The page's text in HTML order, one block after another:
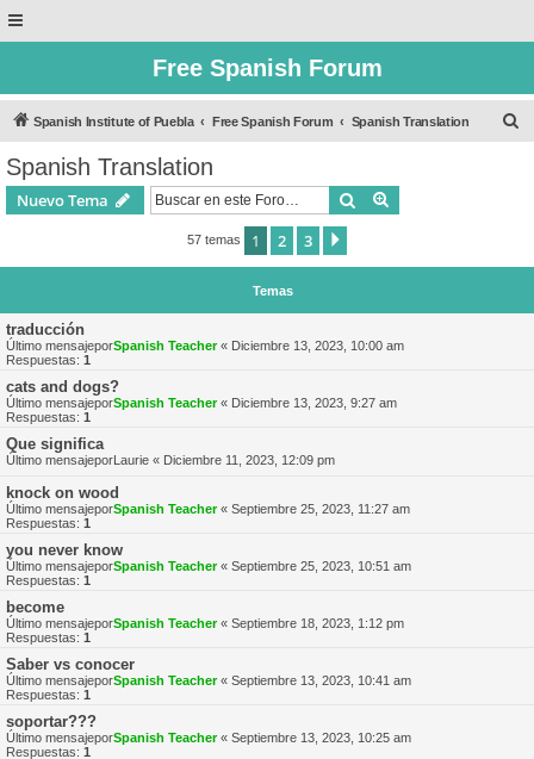
Free Spanish Forum
Spanish Institute of Puebla Free Spanish Forum Spanish Translation
Spanish Translation
Nuevo Tema Buscar
57 temas 1 2 3
Temas
traducción
Último mensajeporSpanish Teacher« Diciembre 13, 2023, 10:00 am
Respuestas: 1
cats and dogs?
Último mensajeporSpanish Teacher« Diciembre 13, 2023, 9:27 am
Respuestas: 1
Que significa
Último mensajeporLaurie « Diciembre 11, 2023, 12:09 pm
knock on wood
Último mensajeporSpanish Teacher« Septiembre 25, 2023, 11:27 am
Respuestas: 1
you never know
Último mensajeporSpanish Teacher« Septiembre 25, 2023, 10:51 am
Respuestas: 1
become
Último mensajeporSpanish Teacher« Septiembre 18, 2023, 1:12 pm
Respuestas: 1
Saber vs conocer
Último mensajeporSpanish Teacher« Septiembre 13, 2023, 10:41 am
Respuestas: 1
soportar???
Último mensajeporSpanish Teacher« Septiembre 13, 2023, 10:25 am
Respuestas: 1